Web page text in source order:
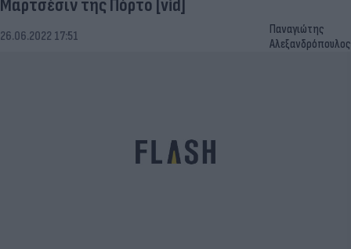
Μαρτσέσιν της Πόρτο [vid]
26.06.2022 17:51
Παναγιώτης
Αλεξανδρόπουλος